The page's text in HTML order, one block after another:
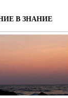
В ЗНАНИЕ